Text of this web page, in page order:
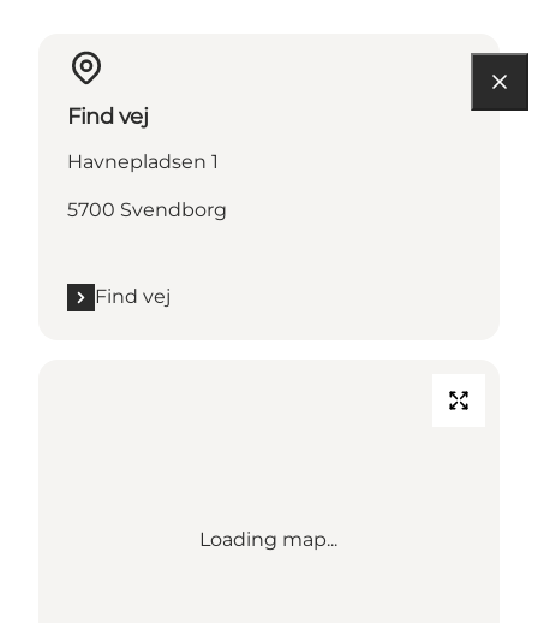
Find vej
Havnepladsen 1
5700 Svendborg
Find vej
Loading map...